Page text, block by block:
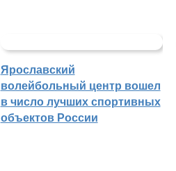
Ярославский
волейбольный центр вошел
в число лучших спортивных
объектов России